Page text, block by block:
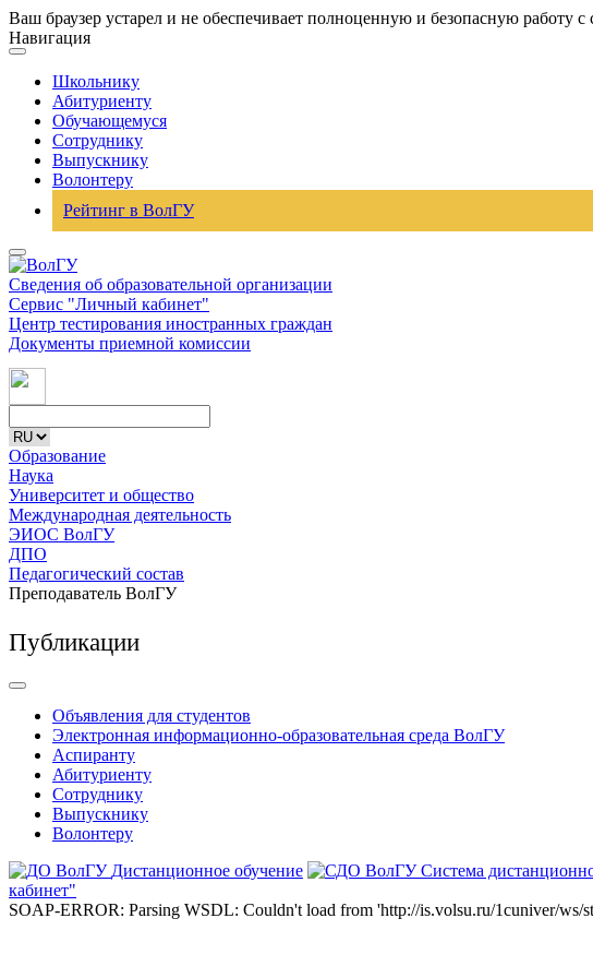
Ваш браузер устарел и не обеспечивает полноценную и безопасную работу
Навигация
Школьнику
Абитуриенту
Обучающемуся
Сотруднику
Выпускнику
Волонтеру
Рейтинг в ВолГУ
Сведения об образовательной организации
Сервис "Личный кабинет"
Центр тестирования иностранных граждан
Документы приемной комиссии
Образование
Наука
Университет и общество
Международная деятельность
ЭИОС ВолГУ
ДПО
Педагогический состав
Преподаватель ВолГУ
Публикации
Объявления для студентов
Электронная информационно-образовательная среда ВолГУ
Аспиранту
Абитуриенту
Сотруднику
Выпускнику
Волонтеру
Дистанционное обучение
Система
кабинет"
SOAP-ERROR: Parsing WSDL: Couldn't load from 'http://is.volsu.ru/1cuniver/